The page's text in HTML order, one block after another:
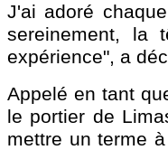
J'ai adoré
sereinement, la
expérience", a
Appelé en tant
le portier de
mettre un terme